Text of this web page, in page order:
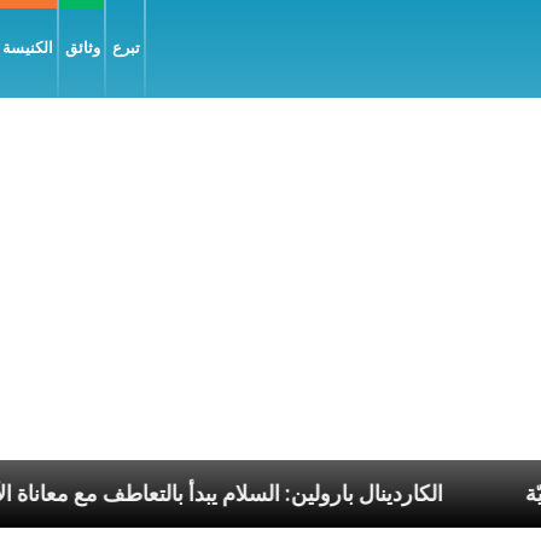
وثائق تبرع
الكاردينال بارولين: السلام يبدأ البابا الرسوليّة